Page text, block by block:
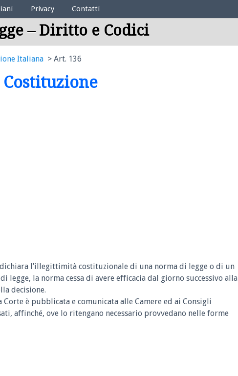
Privacy Contatti
– Diritto e Codici
Italiana Art. 136
l’illegittimità costituzionale di una norma di legge o di un
legge, la norma cessa di avere efficacia dal giorno successivo alla
decisione.
Corte è pubblicata e comunicata alle Camere ed ai Consigli
affinché, ove lo ritengano necessario provvedano nelle forme